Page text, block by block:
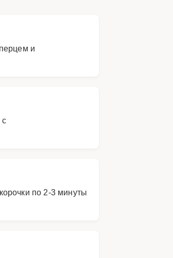
и
по 2-3 минуты